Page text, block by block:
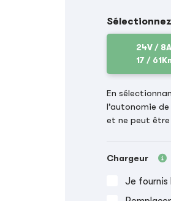
24V /
17 /
En
l’autonomie
et ne peut
Chargeur
Je fournis